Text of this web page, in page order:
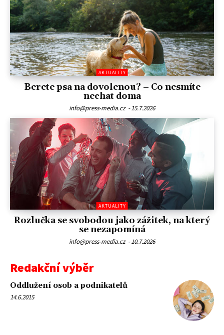
AKTUALITY
Berete psa na dovolenou? – Co nesmíte
nechat doma
info@press-media.cz -15.7.2026
AKTUALITY
Rozlučka se svobodou jako zážitek, na který
se nezapomíná
info@press-media.cz -10.7.2026
Redakční výběr
Oddlužení osob a podnikatelů
14.6.2015